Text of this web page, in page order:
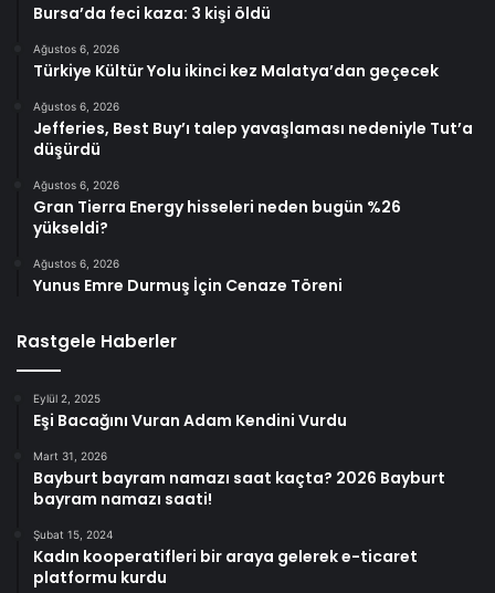
Bursa’da feci kaza: 3 kişi öldü
Ağustos 6, 2026
Türkiye Kültür Yolu ikinci kez Malatya’dan geçecek
Ağustos 6, 2026
Jefferies, Best Buy’ı talep yavaşlaması nedeniyle Tut’a
düşürdü
Ağustos 6, 2026
Gran Tierra Energy hisseleri neden bugün %26
yükseldi?
Ağustos 6, 2026
Yunus Emre Durmuş İçin Cenaze Töreni
Rastgele Haberler
Eylül 2, 2025
Eşi Bacağını Vuran Adam Kendini Vurdu
Mart 31, 2026
Bayburt bayram namazı saat kaçta? 2026 Bayburt
bayram namazı saati!
Şubat 15, 2024
Kadın kooperatifleri bir araya gelerek e-ticaret
platformu kurdu